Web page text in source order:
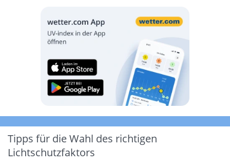
Tipps für die Wahl des richtigen
Lichtschutzfaktors